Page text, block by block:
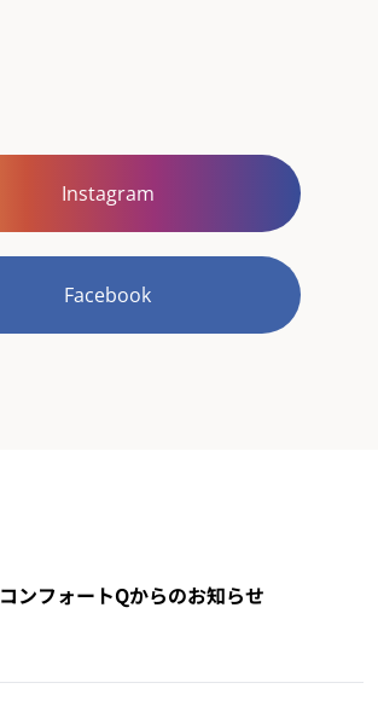
Instagram
Facebook
コンフォートQからのお知らせ